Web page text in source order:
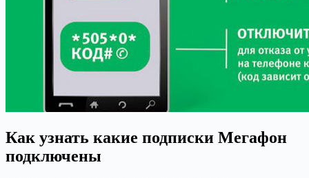
Как узнать какие подписки Мегафон
подключены